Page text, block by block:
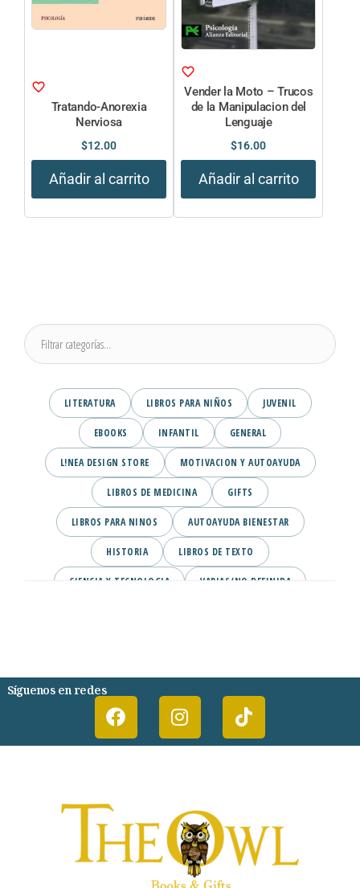
Tratando-Anorexia
Nerviosa
$12.00
Añadir al carrito
Vender la Moto – Trucos
de la Manipulacion del
Lenguaje
$16.00
Añadir al carrito
LITERATURA LIBROS PARA NIÑOS JUVENIL
EBOOKS INFANTIL GENERAL
L!NEA DESIGN STORE MOTIVACION Y AUTOAYUDA
LIBROS DE MEDICINA GIFTS
LIBROS PARA NINOS AUTOAYUDA BIENESTAR
HISTORIA LIBROS DE TEXTO
CIENCIA Y TECNOLOGIA VARIAS/NO DEFINIDA
Síguenos en redes